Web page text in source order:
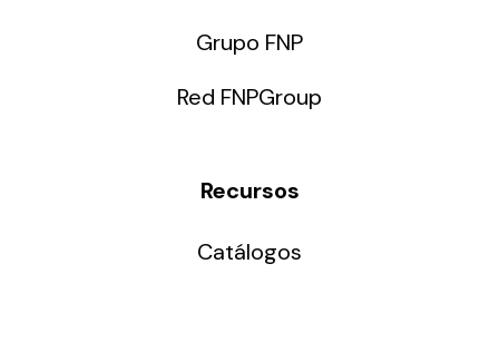
Grupo FNP
Red FNPGroup
Recursos
Catálogos